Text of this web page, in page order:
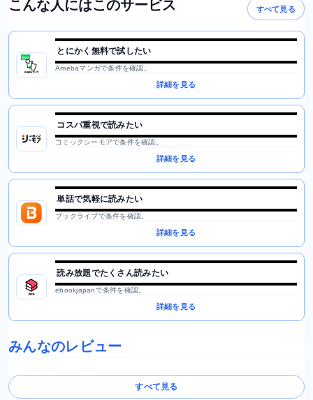
こんな人にはこのサービス すべて見る
とにかく無料で試したい
Amebaマンガで条件を確認。
詳細を見る
コスパ重視で読みたい
コミックシーモアで条件を確認。
詳細を見る
単話で気軽に読みたい
ブックライブで条件を確認。
詳細を見る
読み放題でたくさん読みたい
ebookjapanで条件を確認。
詳細を見る
みんなのレビュー
すべて見る